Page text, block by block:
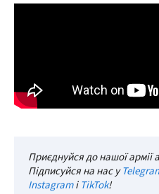
Приєднуйся до нашої армії
Підписуйся на нас у
InstagramіTikTok!